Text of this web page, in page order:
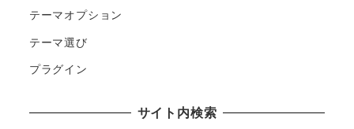
テーマオプション
テーマ選び
プラグイン
サイト内検索